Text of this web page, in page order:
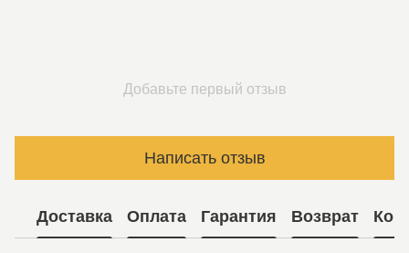
Добавьте первый отзыв
Написать отзыв
Доставка Оплата Гарантия Возврат